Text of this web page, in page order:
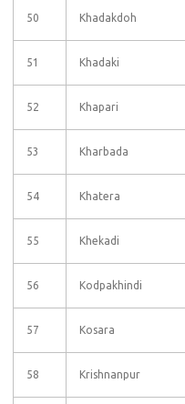
50 Khadakdoh
51 Khadaki
52 Khapari
53 Kharbada
54 Khatera
55 Khekadi
56 Kodpakhindi
57 Kosara
58 Krishnanpur